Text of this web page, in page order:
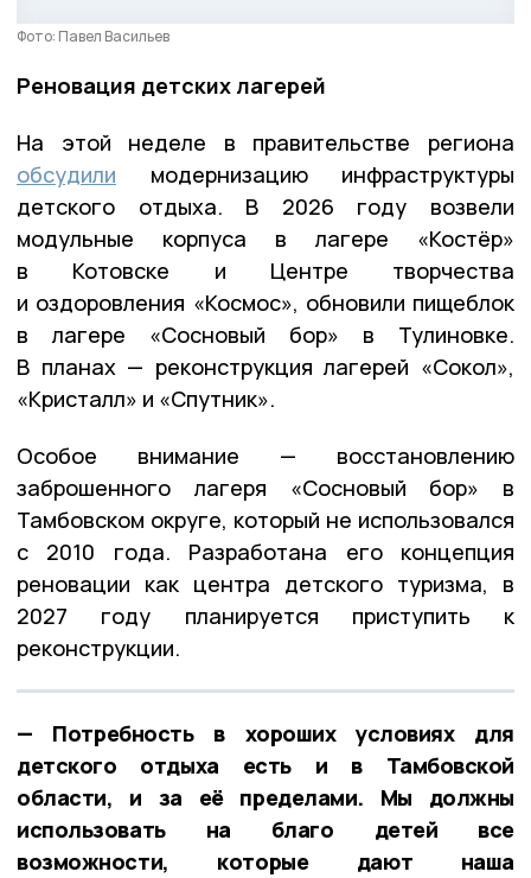
Фото: Павел Васильев
Реновация детских лагерей
На этой неделе в правительстве региона
обсудили модернизацию инфраструктуры
детского отдыха. В 2026 году возвели
модульные корпуса в лагере «Костёр»
в Котовске и Центре творчества
и оздоровления «Космос», обновили пищеблок
в лагере «Сосновый бор» в Тулиновке.
В планах — реконструкция лагерей «Сокол»,
«Кристалл» и «Спутник».
Особое внимание — восстановлению
заброшенного лагеря «Сосновый бор» в
Тамбовском округе, который не использовался
с 2010 года. Разработана его концепция
реновации как центра детского туризма, в
2027 году планируется приступить к
реконструкции.
— Потребность в хороших условиях для
детского отдыха есть и в Тамбовской
области, и за её пределами. Мы должны
использовать на благо детей все
возможности, которые дают наша